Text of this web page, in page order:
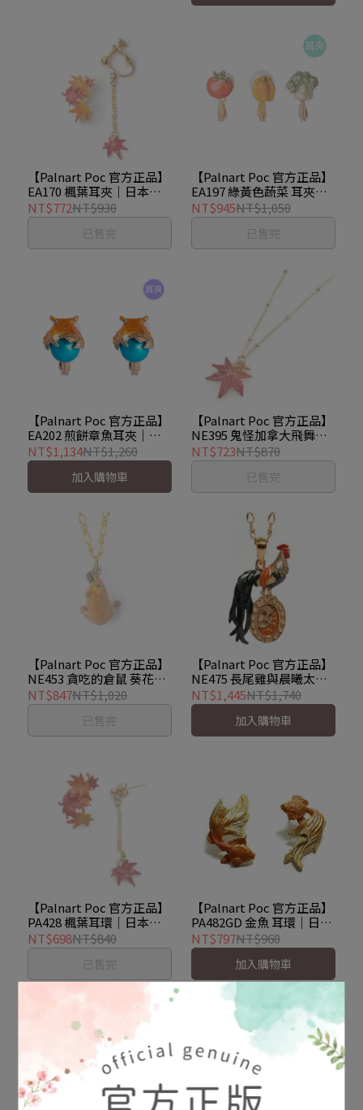
【Palnart Poc 官方正品】
EA170 楓葉耳夾｜日本製
秋意濃縮不對稱美景
Autumn
NT$772NT$930
已售完
【Palnart Poc 官方正品】
EA197 綠黃色蔬菜 耳夾｜
日本製 職人手工著色 立體
番茄甜椒 Vegetable
NT$945NT$1,050
已售完
【Palnart Poc 官方正品】
EA202 煎餅章魚耳夾｜日
本製 扁面蛸與珍珠泡泡
Flapjack
NT$1,134NT$1,260
加入購物車
【Palnart Poc 官方正品】
NE395 鬼怪加拿大飛舞秋
紅楓葉 精緻手工鎖骨短項
鍊
NT$723NT$870
已售完
【Palnart Poc 官方正品】
NE453 貪吃的倉鼠 葵花籽
項鍊 Hungry Hamster
NT$847NT$1,020
已售完
【Palnart Poc 官方正品】
NE475 長尾雞與晨曦太陽
項鍊｜日本製 手工 曉之雞
雙面著色 Sol
NT$1,445NT$1,740
加入購物車
【Palnart Poc 官方正品】
PA428 楓葉耳環｜日本製
不對稱設計・秋日紅葉・
Autumn Leaves
NT$698NT$840
已售完
【Palnart Poc 官方正品】
PA482GD 金魚 耳環｜日本
製 悠游和風 尾鰭美學 Gold
Fish
NT$797NT$960
加入購物車